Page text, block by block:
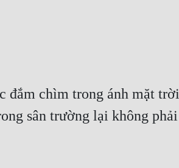
đắm chìm trong ánh mặt
sân trường lại không